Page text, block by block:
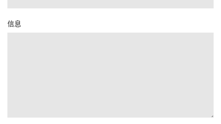
信息